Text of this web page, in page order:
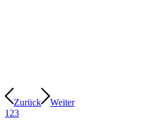
Zurück
Weiter
1 23